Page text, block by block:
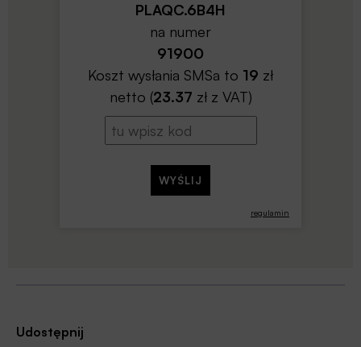
regulamin
PLAQC.6B4H
na numer
91900
Koszt wysłania SMSa to 19 zł
netto (23.37 zł z VAT)
Udostępnij